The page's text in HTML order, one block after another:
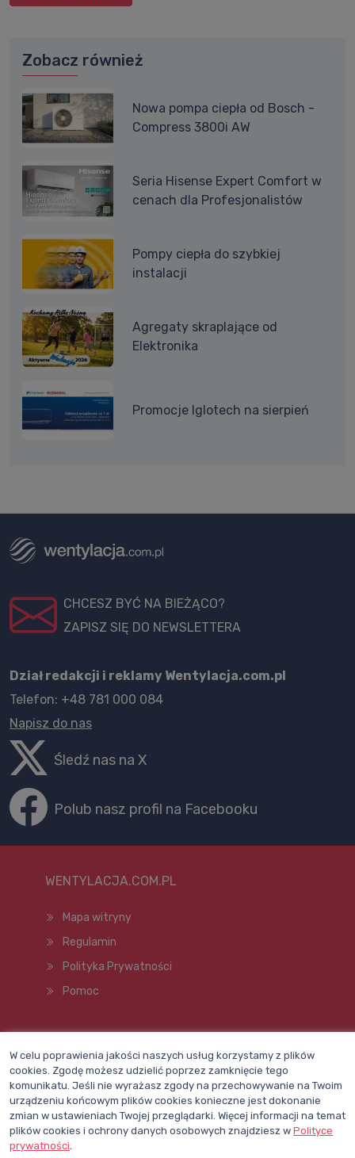
Zobacz również
Nowa pompa ciepła od Bosch -
Compress 3800i AW
Seria Hisense Expert Comfort w
cenach dla Profesjonalistów
Pompy ciepła do szybkiej
instalacji
Agregaty skraplające od
Elektronika
Promocje Iglotech na sierpień
CHCESZ BYĆ NA BIEŻĄCO?
ZAPISZ SIĘ DO NEWSLETTERA
Dział redakcji i reklamy Wentylacja.com.pl
Telefon: +48 781 000 084
Napisz do nas
Śledź nas na X
Polub nasz profil na Facebooku
WENTYLACJA.COM.PL
Mapa witryny
Regulamin
Polityka Prywatności
Pomoc
W celu poprawienia jakości naszych usług korzystamy z plików
cookies. Zgodę możesz udzielić poprzez zamknięcie tego
komunikatu. Jeśli nie wyrażasz zgody na przechowywanie na Twoim
urządzeniu końcowym plików cookies konieczne jest dokonanie
zmian w ustawieniach Twojej przeglądarki. Więcej informacji na temat
plików cookies i ochrony danych osobowych znajdziesz w Polityce
prywatności.